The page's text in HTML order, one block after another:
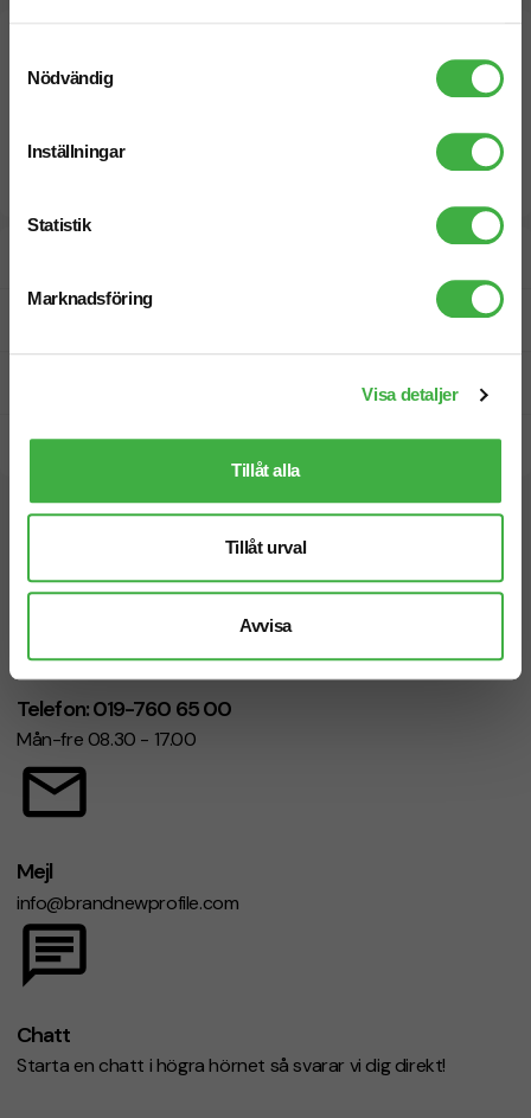
Nödvändig
Inställningar
Statistik
Marknadsföring
Visa detaljer
Tillåt alla
Tillåt urval
Avvisa
Snabb leverans
Vi hjälper dig gärna!
Telefon: 019-760 65 00
Mån-fre 08.30 - 17.00
Mejl
info@brandnewprofile.com
Chatt
Starta en chatt i högra hörnet så svarar vi dig direkt!